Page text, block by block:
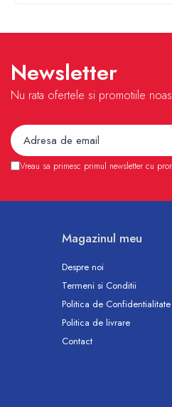
Baterii sanitare
Accesorii
Rezervoare incastrate
Rezervoare, rame WC incastrate
clapete
Ventiloconvectoare
Ventiloconvectoare
Termostate Accesorii Ventiloconvectoare
Aere conditionate
Aer conditionat Monosplit
Aer conditionat Multisplit
Newsletter
Nu rata ofertele si promotiile
Vreau sa primesc primul newsletter cu
Magazinul meu
Despre noi
Termeni si Conditii
Politica de Confidentialitate
Politica de livrare
Contact